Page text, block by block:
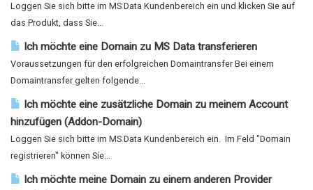
Loggen Sie sich bitte im MS Data Kundenbereich ein und klicken Sie auf
das Produkt, dass Sie...
Ich möchte eine Domain zu MS Data transferieren
Voraussetzungen für den erfolgreichen Domaintransfer Bei einem
Domaintransfer gelten folgende...
Ich möchte eine zusätzliche Domain zu meinem Account
hinzufügen (Addon-Domain)
Loggen Sie sich bitte im MS Data Kundenbereich ein. Im Feld "Domain
registrieren" können Sie...
Ich möchte meine Domain zu einem anderen Provider